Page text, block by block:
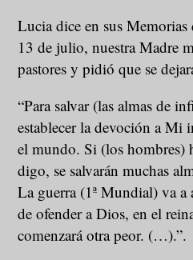
Lucia dice en sus
13 de julio, nuestra Madre
pastores y pidió que se
“Para salvar (las almas de
establecer la devoción a Mi
el mundo. Si (los hombres)
digo, se salvarán muchas
La guerra (1ª Mundial) va a
de ofender a Dios, en el
comenzará otra peor. (…).”.